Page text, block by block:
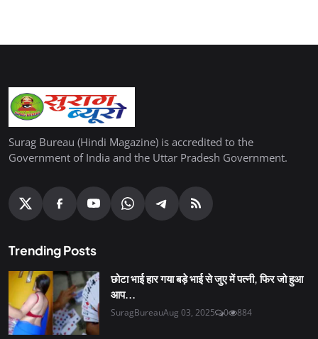
Surag Bureau (Hindi Magazine) is accredited to the
Government of India and the Uttar Pradesh Government.
Trending Posts
छोटा भाई हार गया बड़े भाई से जुए में पत्नी, फिर जो हुआ
आप...
SuragBureauAug 03, 2025 0 884